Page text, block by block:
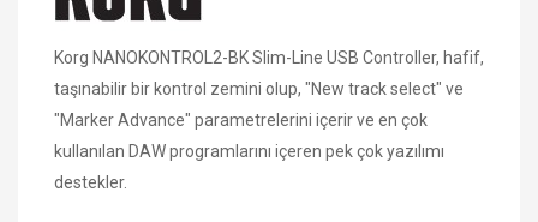
Korg NANOKONTROL2-BK Slim-Line USB Controller, hafif,
taşınabilir bir kontrol zemini olup, "New track select" ve
"Marker Advance" parametrelerini içerir ve en çok
kullanılan DAW programlarını içeren pek çok yazılımı
destekler.